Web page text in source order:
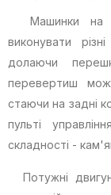
Машинки на
виконувати
долаючи
перевертиш
стаючи на задні
пульті
складності -
Потужні